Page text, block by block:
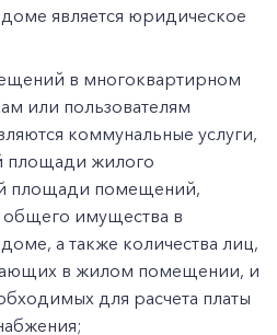
является юридическое
в многоквартирном
или пользователям
коммунальные услуги,
площади жилого
площади помещений,
общего имущества в
а также количества лиц,
в жилом помещении, и
для расчета платы